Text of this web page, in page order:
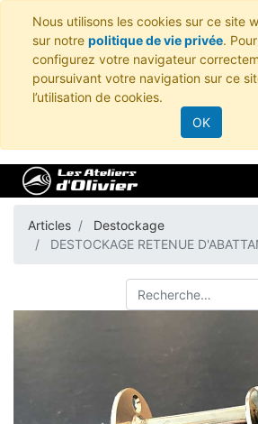
Nous utilisons les cookies sur ce site
sur notre politique de vie privée.
configurez votre navigateur
poursuivant votre navigation sur ce
l’utilisation de cookies.
OK
Articles
Destockage
DESTOCKAGE RETENUE